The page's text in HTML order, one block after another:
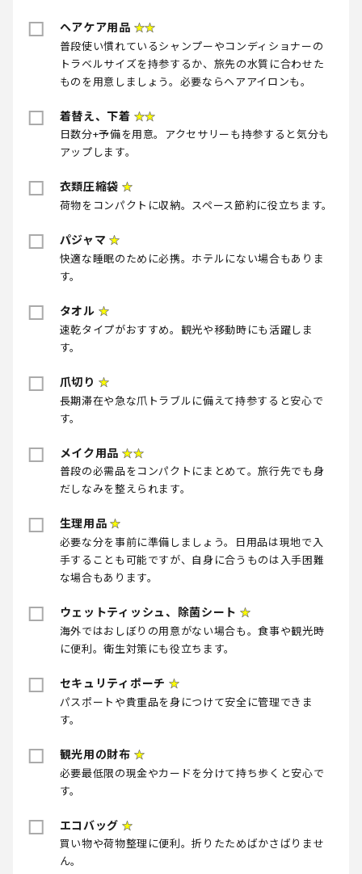
ヘアケア用品 ★★
普段使い慣れているシャンプーやコンディショナーの
トラベルサイズを持参するか、旅先の水質に合わせた
ものを用意しましょう。必要ならヘアアイロンも。
着替え、下着 ★★
日数分+予備を用意。アクセサリーも持参すると気分も
アップします。
衣類圧縮袋 ★
荷物をコンパクトに収納。スペース節約に役立ちます。
パジャマ ★
快適な睡眠のために必携。ホテルにない場合もありま
す。
タオル ★
速乾タイプがおすすめ。観光や移動時にも活躍しま
す。
爪切り ★
長期滞在や急な爪トラブルに備えて持参すると安心で
す。
メイク用品 ★★
普段の必需品をコンパクトにまとめて。旅行先でも身
だしなみを整えられます。
生理用品 ★
必要な分を事前に準備しましょう。日用品は現地で入
手することも可能ですが、自身に合うものは入手困難
な場合もあります。
ウェットティッシュ、除菌シート ★
海外ではおしぼりの用意がない場合も。食事や観光時
に便利。衛生対策にも役立ちます。
セキュリティポーチ ★
パスポートや貴重品を身につけて安全に管理できま
す。
観光用の財布 ★
必要最低限の現金やカードを分けて持ち歩くと安心で
す。
エコバッグ ★
買い物や荷物整理に便利。折りたためばかさばりませ
ん。